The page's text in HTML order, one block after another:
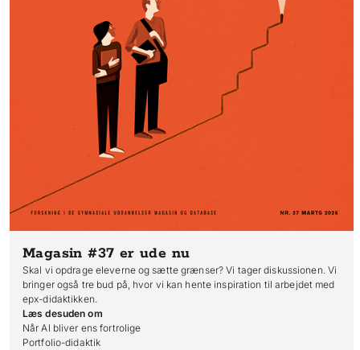
Magasin #37 er ude nu
Skal vi opdrage eleverne og sætte grænser? Vi tager diskussionen. Vi
bringer også tre bud på, hvor vi kan hente inspiration til arbejdet med
epx-didaktikken.
Læs desuden om
Når AI bliver ens fortrolige
Portfolio-didaktik